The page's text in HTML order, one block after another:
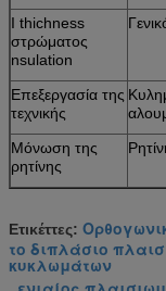
Ι thichness
στρώματος
nsulation
Επεξεργασία της
τεχνικής
Μόνωση της
ρητίνης
Ετικέττες:
το διπλάσιο
κυκλωμάτων